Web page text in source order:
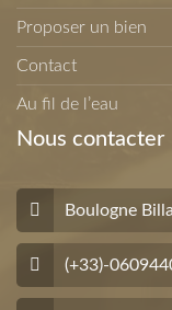
Proposer un bien
Contact
Au fil de l’eau
Nous contacter
Boulogne
(+33)-